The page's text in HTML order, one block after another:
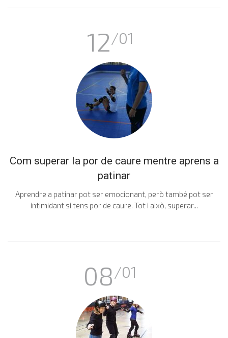
12/01
Com superar la por de caure mentre aprens a
patinar
Aprendre a patinar pot ser emocionant, però també pot ser
intimidant si tens por de caure. Tot i això, superar...
08/01